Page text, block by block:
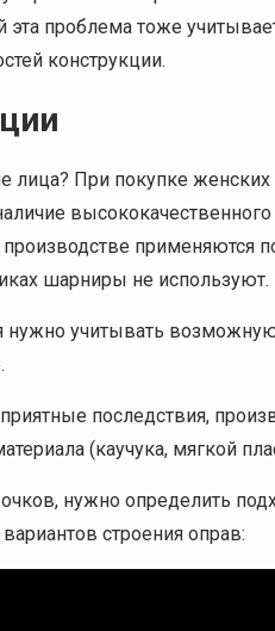
эта проблема тоже
конструкции.
лица? При покупке
применяются
шарниры не используют.
нужно учитывать
последствия,
(каучука, мягкой
нужно определить
строения оправ: